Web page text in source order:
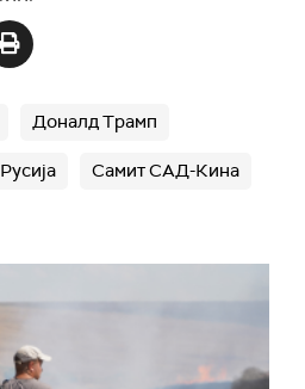
Доналд Трамп
Русија Самит САД-Кина